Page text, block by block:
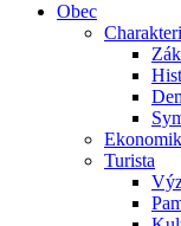
Obec
Turista